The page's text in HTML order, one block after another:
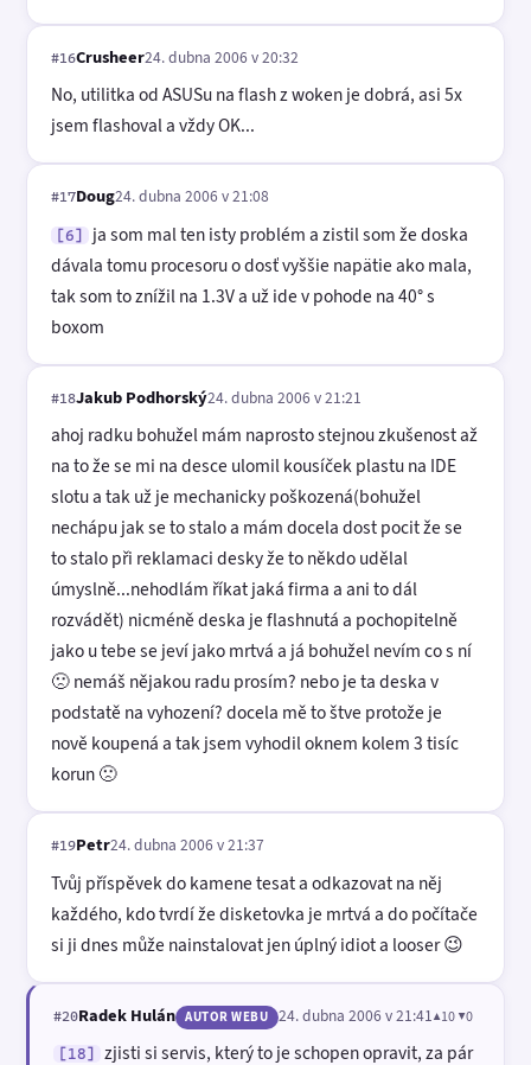
#16Crusheer24. dubna 2006 v 20:32
No, utilitka od ASUSu na flash z woken je dobrá, asi 5x
jsem flashoval a vždy OK...
#17Doug24. dubna 2006 v 21:08
[6]
ja som mal ten isty problém a zistil som že doska
dávala tomu procesoru o dosť vyššie napätie ako mala,
tak som to znížil na 1.3V a už ide v pohode na 40° s
boxom
#18Jakub Podhorský24. dubna 2006 v 21:21
ahoj radku bohužel mám naprosto stejnou zkušenost až
na to že se mi na desce ulomil kousíček plastu na IDE
slotu a tak už je mechanicky poškozená(bohužel
nechápu jak se to stalo a mám docela dost pocit že se
to stalo při reklamaci desky že to někdo udělal
úmyslně...nehodlám říkat jaká firma a ani to dál
rozvádět) nicméně deska je flashnutá a pochopitelně
jako u tebe se jeví jako mrtvá a já bohužel nevím co s ní
🙁 nemáš nějakou radu prosím? nebo je ta deska v
podstatě na vyhození? docela mě to štve protože je
nově koupená a tak jsem vyhodil oknem kolem 3 tisíc
korun 🙁
#19Petr24. dubna 2006 v 21:37
Tvůj příspěvek do kamene tesat a odkazovat na něj
každého, kdo tvrdí že disketovka je mrtvá a do počítače
si ji dnes může nainstalovat jen úplný idiot a looser 😉
#20Radek Hulán AUTOR WEBU 24. dubna 2006 v 21:41▲10 ▼0
[18] zjisti si servis, který to je schopen opravit, za pár